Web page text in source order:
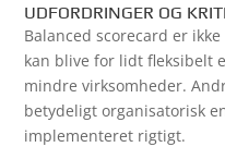
UDFORDRINGER OG
Balanced scorecard er
kan blive for lidt fleksibelt
mindre virksomheder.
betydeligt organisatorisk
implementeret rigtigt.